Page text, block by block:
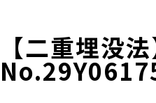
【二重埋没